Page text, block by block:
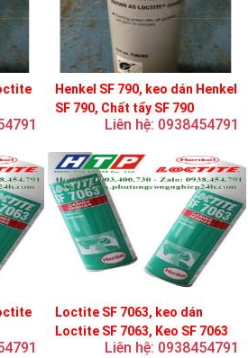
Henkel SF 790, keo dán Henkel
SF 790, Chất tẩy SF 790
Liên hệ: 0938454791
Loctite SF 7063, keo dán
Loctite SF 7063, Keo SF 7063
Liên hệ: 0938454791